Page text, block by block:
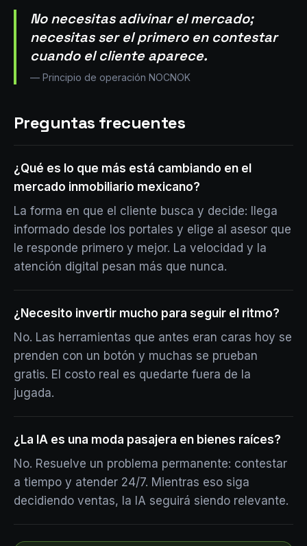
No necesitas adivinar el mercado;
necesitas ser el primero en contestar
cuando el cliente aparece.
— Principio de operación NOCNOK
Preguntas frecuentes
¿Qué es lo que más está cambiando en el
mercado inmobiliario mexicano?
La forma en que el cliente busca y decide: llega
informado desde los portales y elige al asesor que
le responde primero y mejor. La velocidad y la
atención digital pesan más que nunca.
¿Necesito invertir mucho para seguir el ritmo?
No. Las herramientas que antes eran caras hoy se
prenden con un botón y muchas se prueban
gratis. El costo real es quedarte fuera de la
jugada.
¿La IA es una moda pasajera en bienes raíces?
No. Resuelve un problema permanente: contestar
a tiempo y atender 24/7. Mientras eso siga
decidiendo ventas, la IA seguirá siendo relevante.